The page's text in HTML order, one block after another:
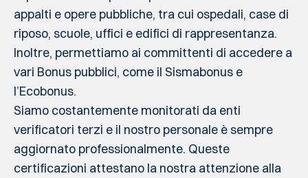
appalti e opere pubbliche, tra cui ospedali, case di
riposo, scuole, uffici e edifici di rappresentanza.
Inoltre, permettiamo ai committenti di accedere a
vari Bonus pubblici, come il Sismabonus e
l’Ecobonus.
Siamo costantemente monitorati da enti
verificatori terzi e il nostro personale è sempre
aggiornato professionalmente. Queste
certificazioni attestano la nostra attenzione alla